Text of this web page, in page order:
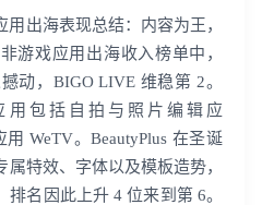
出海表现总结：内容为王，
游戏应用出海收入榜单中，
动，BIGO LIVE 维稳第 2。
包括自拍与照片编辑应
用 WeTV。BeautyPlus 在圣诞
特效、字体以及模板造势，
名因此上升 4 位来到第 6。